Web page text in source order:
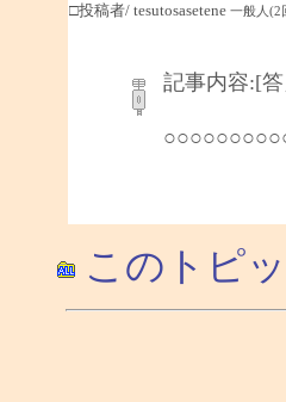
□投稿者/ tesutosasetene 一般人(2
記事内容:[
このトピ